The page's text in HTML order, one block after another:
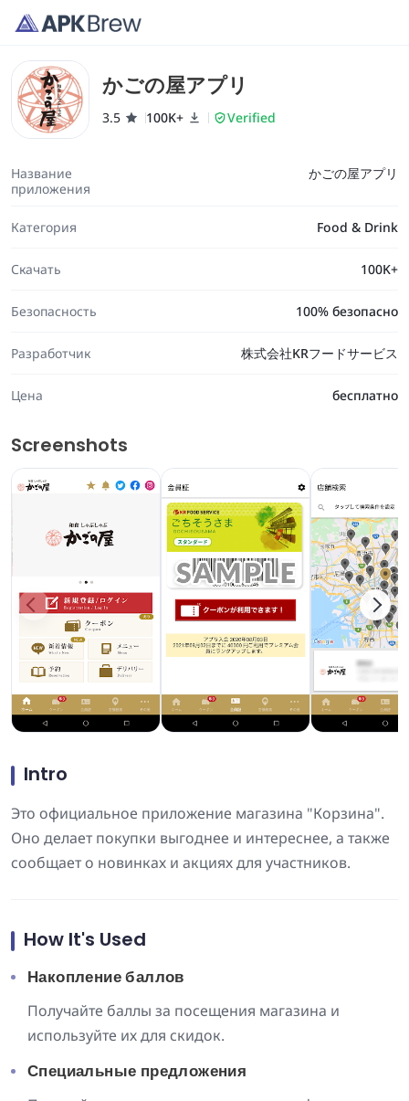
かごの屋アプリ
3.5 100K+ Verified
Название
приложения
かごの屋アプリ
Категория Food & Drink
Скачать 100K+
Безопасность 100% безопасно
Разработчик 株式会社KRフードサービス
Цена бесплатно
Screenshots
Intro
Это официальное приложение магазина "Корзина".
Оно делает покупки выгоднее и интереснее, а также
сообщает о новинках и акциях для участников.
How It's Used
Накопление баллов
Получайте баллы за посещения магазина и
используйте их для скидок.
Специальные предложения